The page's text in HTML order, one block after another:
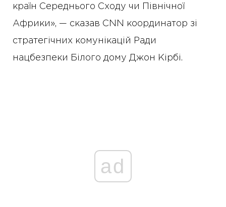
країн Середнього Сходу чи Північної
Африки», — сказав CNN координатор зі
стратегічних комунікацій Ради
нацбезпеки Білого дому Джон Кірбі.
ad